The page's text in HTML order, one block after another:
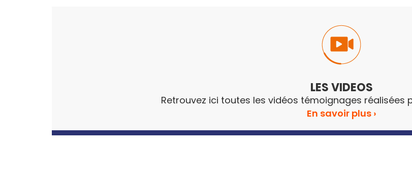
LES VIDEOS
Retrouvez ici toutes les vidéos témoignages réalisées
En savoir plus ›